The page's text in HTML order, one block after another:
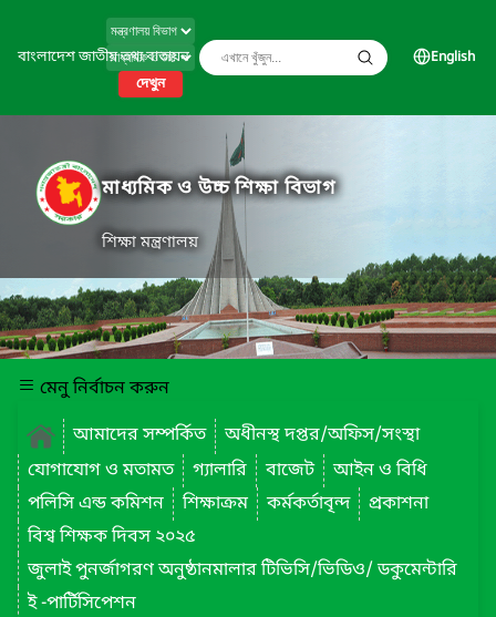
বাংলাদেশ জাতীয় তথ্য বাতায়ন
দেখুন
English
মাধ্যমিক ও উচ্চ শিক্ষা বিভাগ
শিক্ষা মন্ত্রণালয়
মেনু নির্বাচন করুন
আমাদের সম্পর্কিত
অধীনস্থ দপ্তর/অফিস/সংস্থা
যোগাযোগ ও মতামত
গ্যালারি বাজেট
আইন ও বিধি
পলিসি এন্ড কমিশন
শিক্ষাক্রম কর্মকর্তাবৃন্দ
প্রকাশনা
বিশ্ব শিক্ষক দিবস ২০২৫
জুলাই পুনর্জাগরণ অনুষ্ঠানমালার টিভিসি/ভিডিও/ ডকুমেন্টারি
ই -পার্টিসিপেশন